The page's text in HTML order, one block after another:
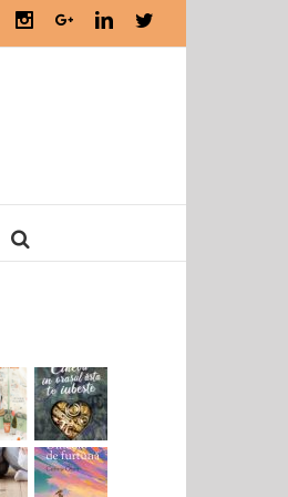
FacebookInstagramGoogle+LinkedinTwitter